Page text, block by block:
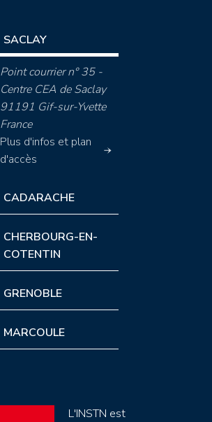
SACLAY
Point courrier n° 35 -
Centre CEA de Saclay
91191 Gif-sur-Yvette
France
Plus d'infos et plan
d'accès
CADARACHE
CHERBOURG-EN-
COTENTIN
GRENOBLE
MARCOULE
L'INSTN est